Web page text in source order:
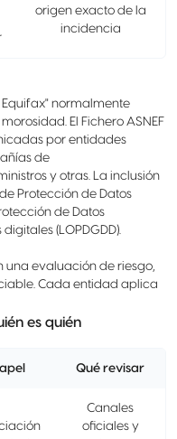
origen exacto de la
incidencia
Equifax" normalmente
El Fichero ASNEF
por entidades
de
y otras. La inclusión
Protección de Datos
de Datos
(LOPDGDD).
una evaluación de riesgo,
Cada entidad aplica
es quién
Qué revisar
Canales
oficiales y